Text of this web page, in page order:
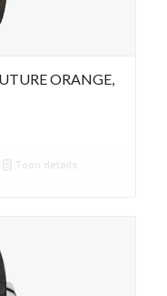
ORANGE,
Toon details